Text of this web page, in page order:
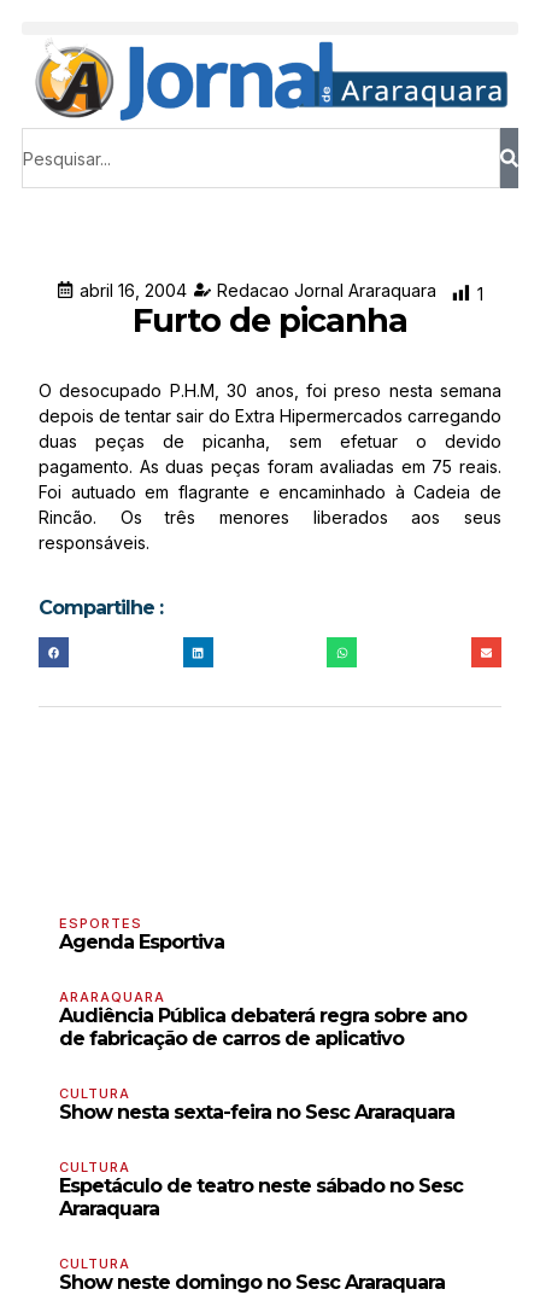
abril 16, 2004 Redacao Jornal Araraquara 1
Furto de picanha
O desocupado P.H.M, 30 anos, foi preso nesta semana
depois de tentar sair do Extra Hipermercados carregando
duas peças de picanha, sem efetuar o devido
pagamento. As duas peças foram avaliadas em 75 reais.
Foi autuado em flagrante e encaminhado à Cadeia de
Rincão. Os três menores liberados aos seus
responsáveis.
Compartilhe :
ESPORTES
Agenda Esportiva
ARARAQUARA
Audiência Pública debaterá regra sobre ano
de fabricação de carros de aplicativo
CULTURA
Show nesta sexta-feira no Sesc Araraquara
CULTURA
Espetáculo de teatro neste sábado no Sesc
Araraquara
CULTURA
Show neste domingo no Sesc Araraquara